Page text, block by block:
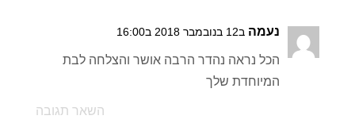
נעמה ב12 בנובמבר 2018 ב16:00
הכל נראה נהדר הרבה אושר והצלחה לבת
המיוחדת שלך
השאר תגובה